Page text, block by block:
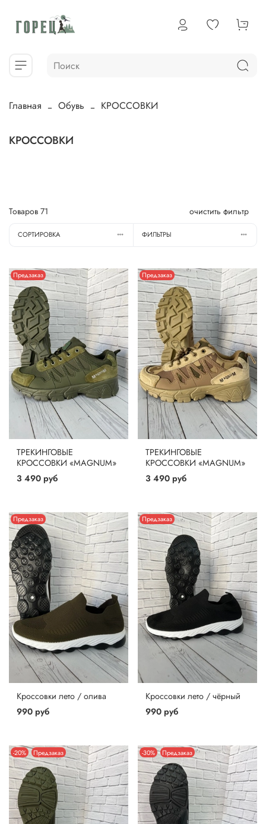
Главная Обувь КРОССОВКИ
КРОССОВКИ
Товаров 71 очистить фильтр
СОРТИРОВКА ФИЛЬТРЫ
Предзаказ
ТРЕКИНГОВЫЕ
КРОССОВКИ «MAGNUM»
3 490 руб
Предзаказ
ТРЕКИНГОВЫЕ
КРОССОВКИ «MAGNUM»
3 490 руб
Предзаказ
Кроссовки лето / олива
990 руб
Предзаказ
Кроссовки лето / чёрный
990 руб
-20% Предзаказ -30% Предзаказ